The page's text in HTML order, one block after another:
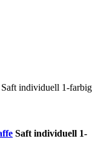
individuell 1-farbig
Saft individuell 1-